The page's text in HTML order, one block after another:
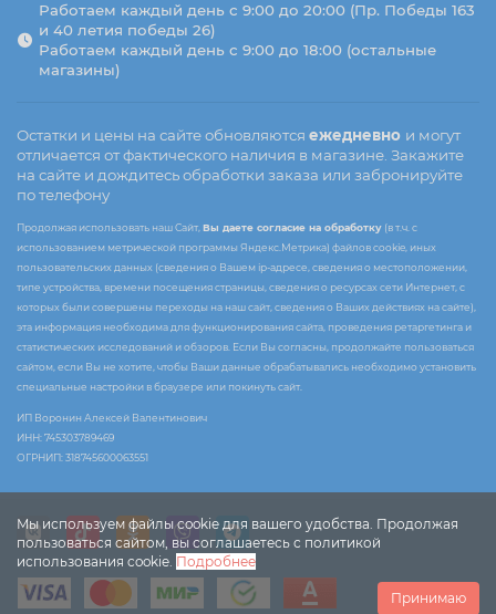
Мы используем файлы cookie для вашего удобства. Продолжая
пользоваться сайтом, вы соглашаетесь с политикой
использования cookie. Подробнее
Принимаю
Работаем каждый день с 9:00 до 20:00 (Пр. Победы 163
и 40 летия победы 26)
Работаем каждый день с 9:00 до 18:00 (остальные
магазины)
Остатки и цены на сайте обновляются ежедневно и могут
отличается от фактического наличия в магазине. Закажите
на сайте и дождитесь обработки заказа или забронируйте
по телефону
Продолжая использовать наш Сайт, Вы даете согласие на обработку (в т.ч. с
использованием метрической программы Яндекс.Метрика) файлов cookie, иных
пользовательских данных (сведения о Вашем ip-адресе, сведения о местоположении,
типе устройства, времени посещения страницы, сведения о ресурсах сети Интернет, с
которых были совершены переходы на наш сайт, сведения о Ваших действиях на сайте),
эта информация необходима для функционирования сайта, проведения ретаргетинга и
статистических исследований и обзоров. Если Вы согласны, продолжайте пользоваться
сайтом, если Вы не хотите, чтобы Ваши данные обрабатывались необходимо установить
специальные настройки в браузере или покинуть сайт.
ИП Воронин Алексей Валентинович
ИНН: 745303789469
ОГРНИП: 318745600063551